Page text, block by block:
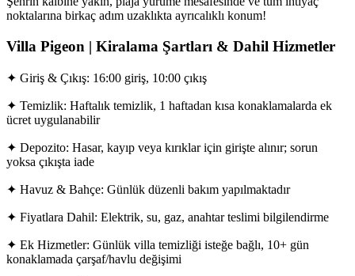
noktalarına birkaç adım uzaklıkta ayrıcalıklı konum!
Villa Pigeon | Kiralama Şartları & Dahil Hizmetler
✦ Giriş & Çıkış: 16:00 giriş, 10:00 çıkış
✦ Temizlik: Haftalık temizlik, 1 haftadan kısa konaklamalarda ek
ücret uygulanabilir
✦ Depozito: Hasar, kayıp veya kırıklar için girişte alınır; sorun
yoksa çıkışta iade
✦ Havuz & Bahçe: Günlük düzenli bakım yapılmaktadır
✦ Fiyatlara Dahil: Elektrik, su, gaz, anahtar teslimi bilgilendirme
✦ Ek Hizmetler: Günlük villa temizliği isteğe bağlı, 10+ gün
konaklamada çarşaf/havlu değişimi